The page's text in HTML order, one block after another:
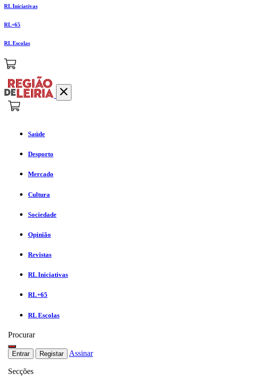
RL Iniciativas
RL+65
RL Escolas
Saúde
Desporto
Mercado
Cultura
Sociedade
Opinião
Revistas
RL Iniciativas
RL+65
RL Escolas
Procurar
Entrar Registar Assinar
Secções